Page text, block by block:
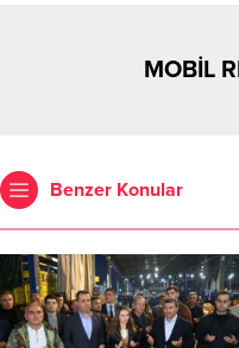
MOBİL
Benzer Konular